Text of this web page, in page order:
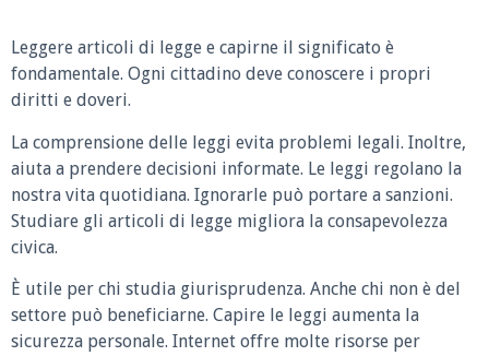
Leggere articoli di legge e capirne il significato è
fondamentale. Ogni cittadino deve conoscere i propri
diritti e doveri.
La comprensione delle leggi evita problemi legali. Inoltre,
aiuta a prendere decisioni informate. Le leggi regolano la
nostra vita quotidiana. Ignorarle può portare a sanzioni.
Studiare gli articoli di legge migliora la consapevolezza
civica.
È utile per chi studia giurisprudenza. Anche chi non è del
settore può beneficiarne. Capire le leggi aumenta la
sicurezza personale. Internet offre molte risorse per